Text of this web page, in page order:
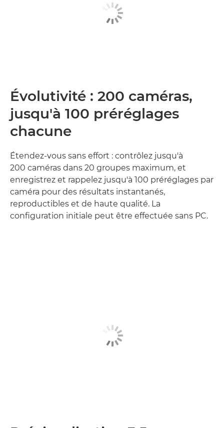
Évolutivité : 200 caméras,
jusqu'à 100 préréglages
chacune
Étendez-vous sans effort : contrôlez jusqu'à
200 caméras dans 20 groupes maximum, et
enregistrez et rappelez jusqu'à 100 préréglages par
caméra pour des résultats instantanés,
reproductibles et de haute qualité. La
configuration initiale peut être effectuée sans PC.